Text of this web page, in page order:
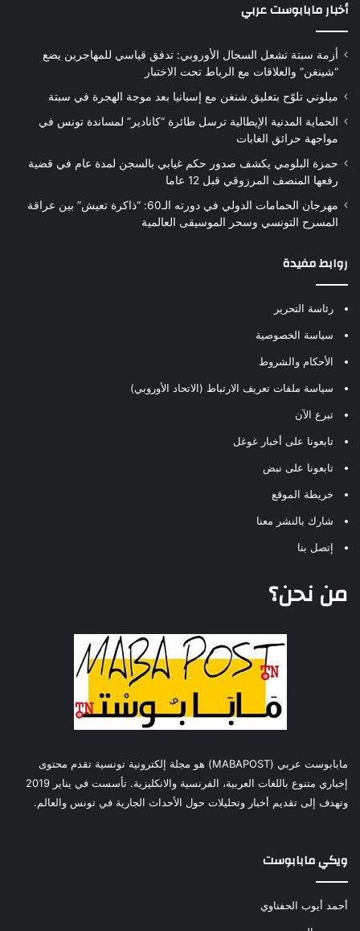
أخبار مابابوست عربي
أزمة سبتة تشعل السجال الأوروبي: تدفق قياسي للمهاجرين يضع
“شينغن” والعلاقات مع الرباط تحت الاختبار
ميلوني تلوّح بتعليق شنغن مع إسبانيا بعد موجة الهجرة في سبتة
الحماية المدنية الإيطالية ترسل طائرة “كانادير” لمساندة تونس في
مواجهة حرائق الغابات
حمزة البلومي يكشف صدور حكم غيابي بالسجن لمدة عام في قضية
رفعها المنصف المرزوقي قبل 12 عاما
مهرجان الحمامات الدولي في دورته الـ60: “ذاكرة تعيش” بين عراقة
المسرح التونسي وسحر الموسيقى العالمية
روابط مفيدة
رئاسة التحرير
سياسة الخصوصية
الأحكام والشروط
سياسة ملفات تعريف الارتباط (الاتحاد الأوروبي)
تبرع الآن
تابعونا على أخبار غوغل
تابعونا على نبض
خريطة الموقع
شارك بالنشر معنا
إتصل بنا
من نحن؟
مابابوست عربي (MABAPOST) هو مجلة إلكترونية تونسية تقدم محتوى
إخباري متنوع باللغات العربية، الفرنسية والانكليزية. تأسست في يناير 2019
وتهدف إلى تقديم أخبار وتحليلات حول الأحداث الجارية في تونس والعالم.
ويكي مابابوست
أحمد أيوب الحفناوي